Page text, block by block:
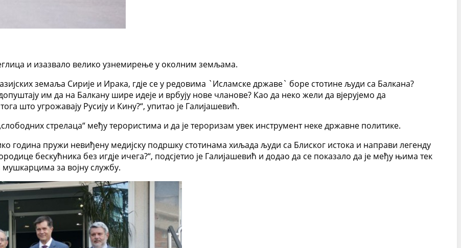
и изазвало велико узнемирење у околним земљама.
земаља Сирије и Ирака, гдје се у редовима `Исламске државе` боре стотине људи са Балкана?
им да на Балкану шире идеје и врбују нове чланове? Као да неко жели да вјерујемо да
што угрожавају Русију и Кину?“, упитао је Галијашевић.
стрелаца“ међу терористима и да је тероризам увек инструмент неке државне политике.
година пружи невиђену медијску подршку стотинама хиљада људи са Блиског истока и направи легенду
бескућника без игдје ичега?“, подсјетио је Галијашевић и додао да се показало да је међу њима тек
мушкарцима за војну службу.